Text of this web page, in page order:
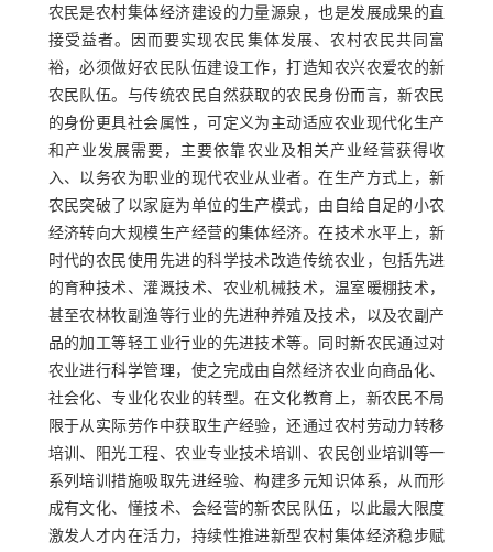
农民是农村集体经济建设的力量源泉，也是发展成果的直
接受益者。因而要实现农民集体发展、农村农民共同富
裕，必须做好农民队伍建设工作，打造知农兴农爱农的新
农民队伍。与传统农民自然获取的农民身份而言，新农民
的身份更具社会属性，可定义为主动适应农业现代化生产
和产业发展需要，主要依靠农业及相关产业经营获得收
入、以务农为职业的现代农业从业者。在生产方式上，新
农民突破了以家庭为单位的生产模式，由自给自足的小农
经济转向大规模生产经营的集体经济。在技术水平上，新
时代的农民使用先进的科学技术改造传统农业，包括先进
的育种技术、灌溉技术、农业机械技术，温室暖棚技术，
甚至农林牧副渔等行业的先进种养殖及技术，以及农副产
品的加工等轻工业行业的先进技术等。同时新农民通过对
农业进行科学管理，使之完成由自然经济农业向商品化、
社会化、专业化农业的转型。在文化教育上，新农民不局
限于从实际劳作中获取生产经验，还通过农村劳动力转移
培训、阳光工程、农业专业技术培训、农民创业培训等一
系列培训措施吸取先进经验、构建多元知识体系，从而形
成有文化、懂技术、会经营的新农民队伍，以此最大限度
激发人才内在活力，持续性推进新型农村集体经济稳步赋